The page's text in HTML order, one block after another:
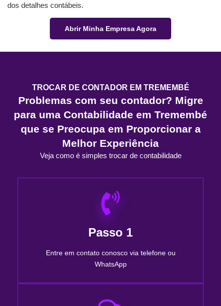
dos detalhes contábeis.
Abrir Minha Empresa Agora
TROCAR DE CONTADOR EM TREMEMBÉ
Problemas com seu contador? Migre
para uma Contabilidade em Tremembé
que se Preocupa em Proporcionar a
Melhor Experiência
Veja como é simples trocar de contabilidade
Passo 1
Entre em contato conosco via telefone ou
WhatsApp